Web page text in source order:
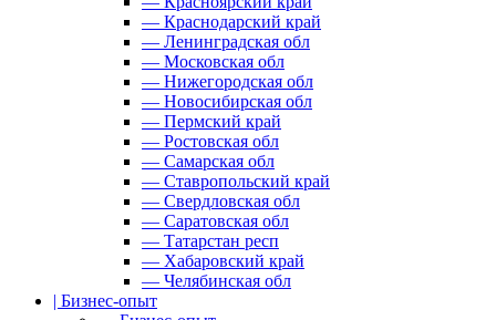
— Краснодарский край
— Ленинградская обл
— Московская обл
— Нижегородская обл
— Новосибирская обл
— Пермский край
— Ростовская обл
— Самарская обл
— Ставропольский край
— Свердловская обл
— Саратовская обл
— Татарстан респ
— Хабаровский край
— Челябинская обл
| Бизнес-опыт